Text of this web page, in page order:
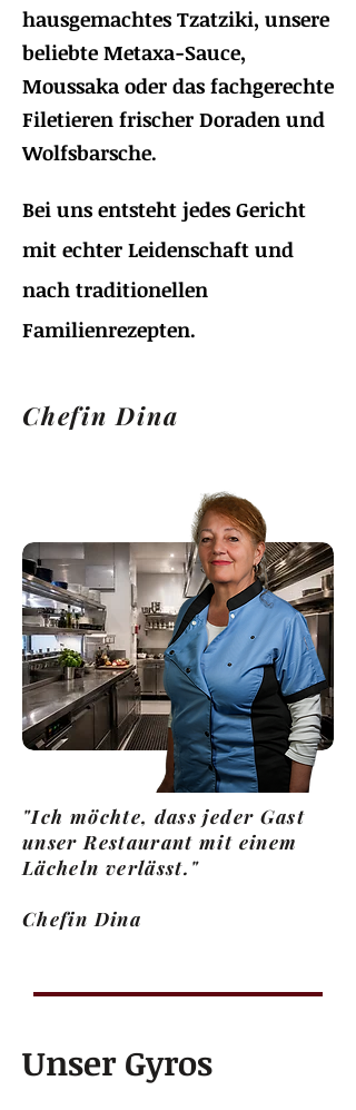
hausgemachtes Tzatziki, unsere
beliebte Metaxa-Sauce,
Moussaka oder das fachgerechte
Filetieren frischer Doraden und
Wolfsbarsche.
Bei uns entsteht jedes Gericht
mit echter Leidenschaft und
nach traditionellen
Familienrezepten.
Chefin Dina
"Ich möchte, dass jeder Gast
unser Restaurant mit einem
Lächeln verlässt."
Chefin Dina
Unser Gyros